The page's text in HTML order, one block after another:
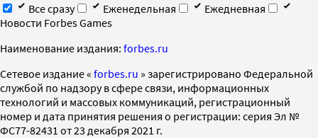
Все сразу
Еженедельная
Ежедневная
Новости Forbes Games
Наименование издания: forbes.ru
Cетевое издание « forbes.ru » зарегистрировано Федеральной
службой по надзору в сфере связи, информационных
технологий и массовых коммуникаций, регистрационный
номер и дата принятия решения о регистрации: серия Эл №
ФС77-82431 от 23 декабря 2021 г.